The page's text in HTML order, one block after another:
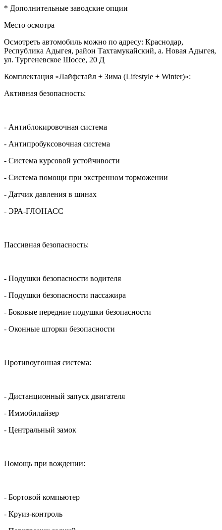
* Дополнительные заводские опции
Место осмотра
Осмотреть автомобиль можно по адресу: Краснодар,
Республика Адыгея, район Тахтамукайский, а. Новая Адыгея,
ул. Тургеневское Шоссе, 20 Д
Комплектация «Лайфстайл + Зима (Lifestyle + Winter)»:
Активная безопасность:
- Антиблокировочная система
- Антипробуксовочная система
- Система курсовой устойчивости
- Система помощи при экстренном торможении
- Датчик давления в шинах
- ЭРА-ГЛОНАСС
Пассивная безопасность:
- Подушки безопасности водителя
- Подушки безопасности пассажира
- Боковые передние подушки безопасности
- Оконные шторки безопасности
Противоугонная система:
- Дистанционный запуск двигателя
- Иммобилайзер
- Центральный замок
Помощь при вождении:
- Бортовой компьютер
- Круиз-контроль